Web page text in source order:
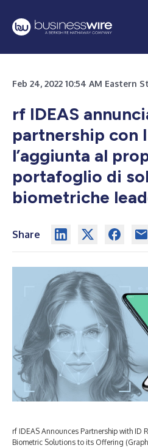
Feb 24, 2022 10:54 AM Eastern
rf IDEAS
partnership con
l’aggiunta al
portafoglio di
biometriche
Share
rf IDEAS Announces Partnership with ID
Biometric Solutions to its Offering